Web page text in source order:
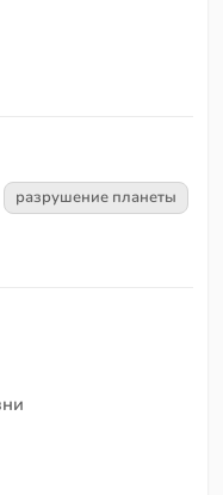
разрушение планеты